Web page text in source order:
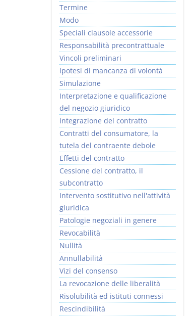
Termine
Modo
Speciali clausole accessorie
Responsabilità precontrattuale
Vincoli preliminari
Ipotesi di mancanza di volontà
Simulazione
Interpretazione e qualificazione
del negozio giuridico
Integrazione del contratto
Contratti del consumatore, la
tutela del contraente debole
Effetti del contratto
Cessione del contratto, il
subcontratto
Intervento sostitutivo nell'attività
giuridica
Patologie negoziali in genere
Revocabilità
Nullità
Annullabilità
Vizi del consenso
La revocazione delle liberalità
Risolubilità ed istituti connessi
Rescindibilità